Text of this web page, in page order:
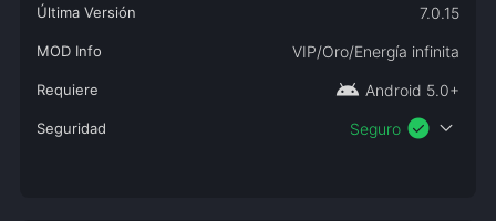
Última Versión 7.0.15
MOD Info VIP/Oro/Energía infinita
Requiere android Android 5.0+
Seguridad Seguro check_circle expand_more